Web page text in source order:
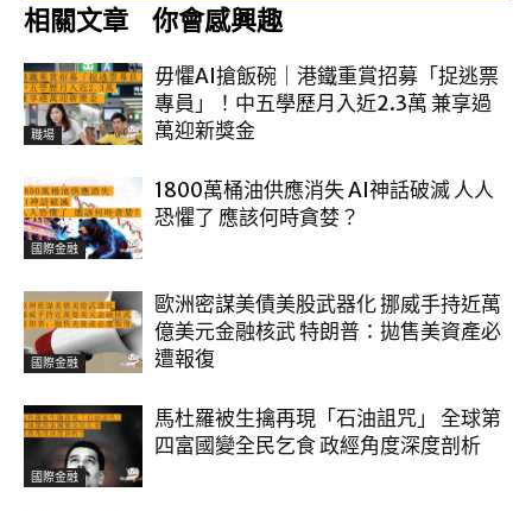
相關文章 你會感興趣
職場
毋懼AI搶飯碗｜港鐵重賞招募「捉逃票
專員」！中五學歷月入近2.3萬 兼享過
萬迎新獎金
國際金融
1800萬桶油供應消失 AI神話破滅 人人
恐懼了 應該何時貪婪？
國際金融
歐洲密謀美債美股武器化 挪威手持近萬
億美元金融核武 特朗普：拋售美資產必
遭報復
國際金融
馬杜羅被生擒再現「石油詛咒」 全球第
四富國變全民乞食 政經角度深度剖析